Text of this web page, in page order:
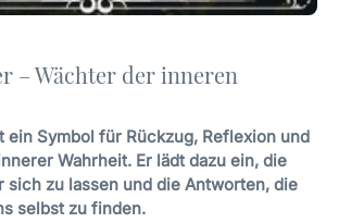
– Wächter der inneren
ein Symbol für Rückzug, Reflexion und
Wahrheit. Er lädt dazu ein, die
sich zu lassen und die Antworten, die
selbst zu finden.